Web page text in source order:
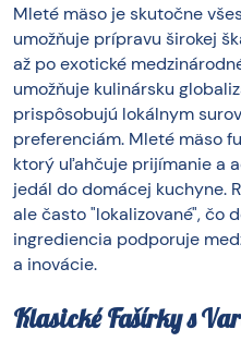
Mleté mäso je skutočne
umožňuje prípravu širokej
až po exotické
umožňuje kulinársku
prispôsobujú lokálnym
preferenciám. Mleté mäso
ktorý uľahčuje prijímanie a
jedál do domácej kuchyne.
ale často "lokalizované", čo
ingrediencia podporuje
a inovácie.
Klasické Fašírky s